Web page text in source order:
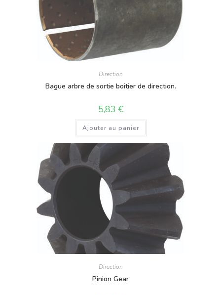
Direction
Bague arbre de sortie boitier de direction.
5,83 €
Ajouter au panier
Direction
Pinion Gear